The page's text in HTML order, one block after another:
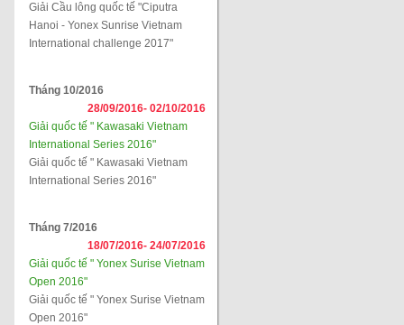
Giải Cầu lông quốc tế "Ciputra
Hanoi - Yonex Sunrise Vietnam
International challenge 2017"
Tháng 10/2016
28/09/2016- 02/10/2016
Giải quốc tế " Kawasaki Vietnam
International Series 2016"
Giải quốc tế " Kawasaki Vietnam
International Series 2016"
Tháng 7/2016
18/07/2016- 24/07/2016
Giải quốc tế " Yonex Surise Vietnam
Open 2016"
Giải quốc tế " Yonex Surise Vietnam
Open 2016"